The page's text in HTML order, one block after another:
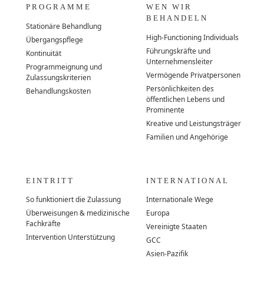
PROGRAMME
Stationäre Behandlung
Übergangspflege
Kontinuität
Programmeignung und
Zulassungskriterien
Behandlungskosten
WEN WIR
BEHANDELN
High-Functioning Individuals
Führungskräfte und
Unternehmensleiter
Vermögende Privatpersonen
Persönlichkeiten des
öffentlichen Lebens und
Prominente
Kreative und Leistungsträger
Familien und Angehörige
EINTRITT
So funktioniert die Zulassung
Überweisungen & medizinische
Fachkräfte
Intervention Unterstützung
INTERNATIONAL
Internationale Wege
Europa
Vereinigte Staaten
GCC
Asien-Pazifik